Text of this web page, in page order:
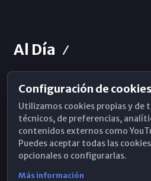
Al Día
Horarios de Misa
Hemeroteca
WhatsApp
Configuración de cookies
Utilizamos cookies propias y de
técnicos, de preferencias,
contenidos externos como
Puedes aceptar todas las
opcionales o configurarlas.
Más información